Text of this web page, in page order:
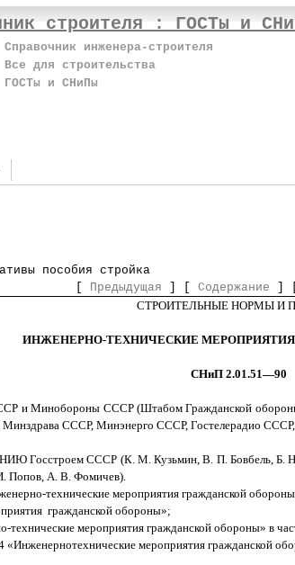
строителя : ГОСТы и
Справочник инженера-строителя
Все для строительства
ГОСТы и СНиПы
пособия стройка
Предыдущая Содержание
СТРОИТЕЛЬНЫЕ НОРМЫ И
ИНЖЕНЕРНО-ТЕХНИЧЕСКИЕ
СНиП 2.01.51—90
и Минобороны СССР (Штабом Гражданской
СССР, Минэнерго СССР, Гостелерадио
СССР (К. М. Кузьмин, В. П. Бовбель, Б. Н.
Попов, А. В. Фомичев).
технические мероприятия гражданской
гражданской обороны»;
мероприятия гражданской обороны» в
мероприятия гражданской